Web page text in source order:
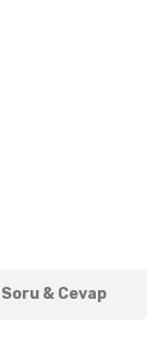
Soru & Cevap